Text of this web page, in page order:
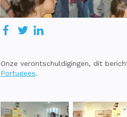
Onze verontschuldigingen, dit
Portugees.